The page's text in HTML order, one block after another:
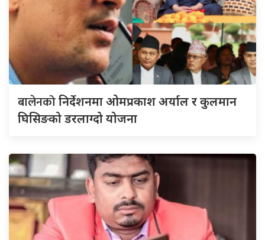
बालेनकोनिर्देशनमा ओमप्रकाश अर्याल र कुलमान
घिसिङको डरलाग्दो योजना